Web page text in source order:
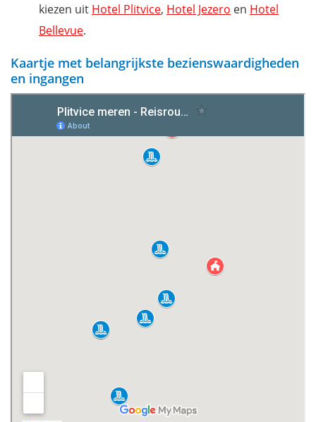
kiezen uit Hotel Plitvice, Hotel Jezero en Hotel
Bellevue.
Kaartje met belangrijkste bezienswaardigheden
en ingangen